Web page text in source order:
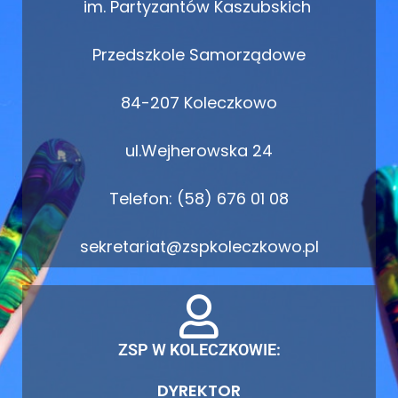
im. Partyzantów Kaszubskich
Przedszkole Samorządowe
84-207 Koleczkowo
ul.Wejherowska 24
Telefon: (58) 676 01 08
sekretariat@zspkoleczkowo.pl
ZSP W KOLECZKOWIE:
DYREKTOR